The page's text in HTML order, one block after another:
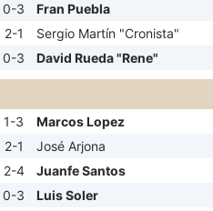
0-3
Fran Puebla
2-1
Sergio Martín "Cronista"
0-3 David Rueda "Rene"
1-3
Marcos Lopez
2-1
José Arjona
2-4
Juanfe Santos
0-3
Luis Soler